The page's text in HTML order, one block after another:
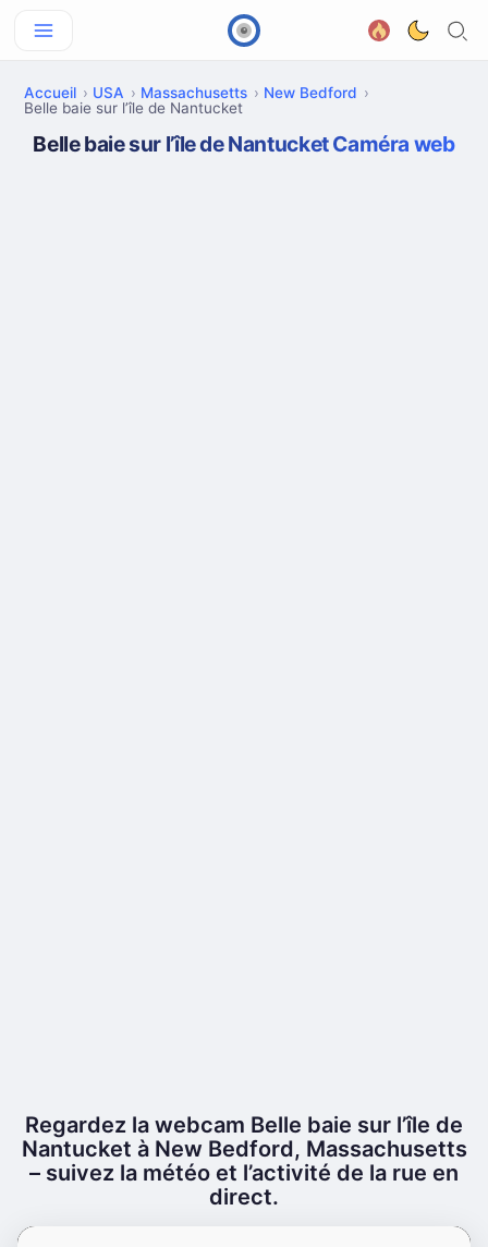
Accueil USA Massachusetts
New Bedford
Belle baie sur l’île de Nantucket
Belle baie sur l’île de Nantucket Caméra web
Regardez la webcam Belle baie sur l’île de
Nantucket à New Bedford, Massachusetts
– suivez la météo et l’activité de la rue en
direct.